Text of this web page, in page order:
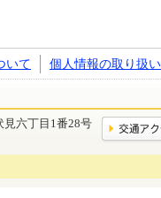
いて 個人情報の取り扱い
六丁目1番28号